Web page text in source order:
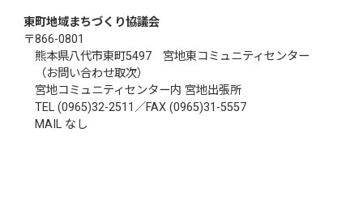
東町地域まちづくり協議会
〒866-0801
熊本県八代市東町5497 宮地東コミュニティセンター
（お問い合わせ取次）
宮地コミュニティセンター内 宮地出張所
TEL (0965)32-2511／FAX (0965)31-5557
MAIL なし